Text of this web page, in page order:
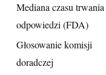
Mediana czasu trwania
odpowiedzi (FDA)
Głosowanie komisji
doradczej